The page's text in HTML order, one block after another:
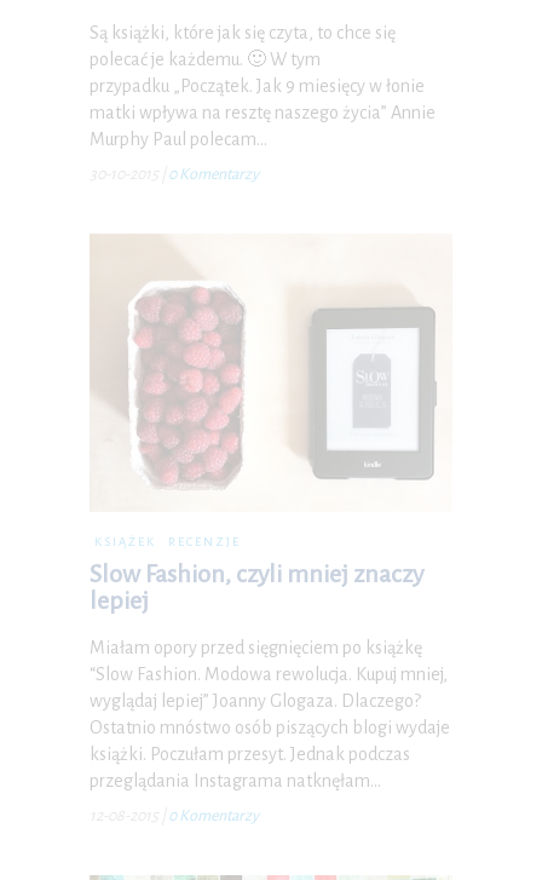
Są książki, które jak się czyta, to chce się
polecać je każdemu. 🙂 W tym
przypadku „Początek. Jak 9 miesięcy w łonie
matki wpływa na resztę naszego życia” Annie
Murphy Paul polecam…
30-10-2015 0 Komentarzy
KSIĄŻEK RECENZJE
Slow Fashion, czyli mniej znaczy
lepiej
Miałam opory przed sięgnięciem po książkę
“Slow Fashion. Modowa rewolucja. Kupuj mniej,
wyglądaj lepiej” Joanny Glogaza. Dlaczego?
Ostatnio mnóstwo osób piszących blogi wydaje
książki. Poczułam przesyt. Jednak podczas
przeglądania Instagrama natknęłam…
12-08-2015 0 Komentarzy